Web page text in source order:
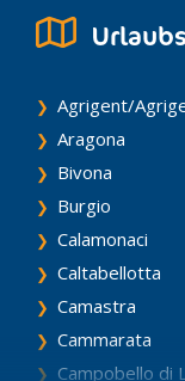
Agrigent/
Aragona
Bivona
Burgio
Calamonaci
Caltabellotta
Camastra
Cammarata
Campobello di